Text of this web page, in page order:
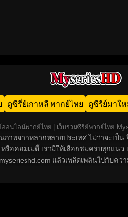
ดูซีรี่ย์เกาหลี พากย์ไทย ดูซีรี่ย์มาให
อนไลน์พากย์ไทย | เว็บรวมซีรี่ย์พากย์ไทย
าพจากหลากหลายประเทศ ไม่ว่าจะเ
คอมเมดี้ เรามีให้เลือกชมครบทุกแนว
myserieshd.com แล้วเพลิดเพลินไปกับคว